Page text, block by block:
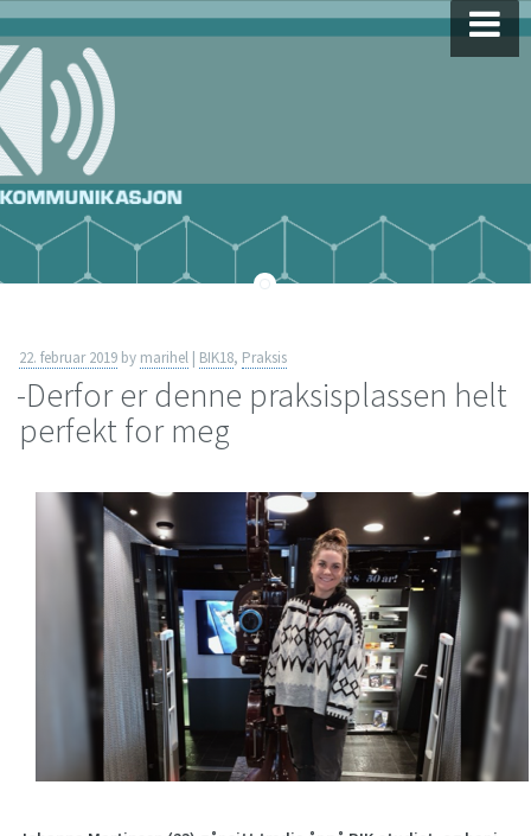
Skip
to
content
22. februar 2019 by marihel | BIK18, Praksis
-Derfor er denne praksisplassen helt
perfekt for meg